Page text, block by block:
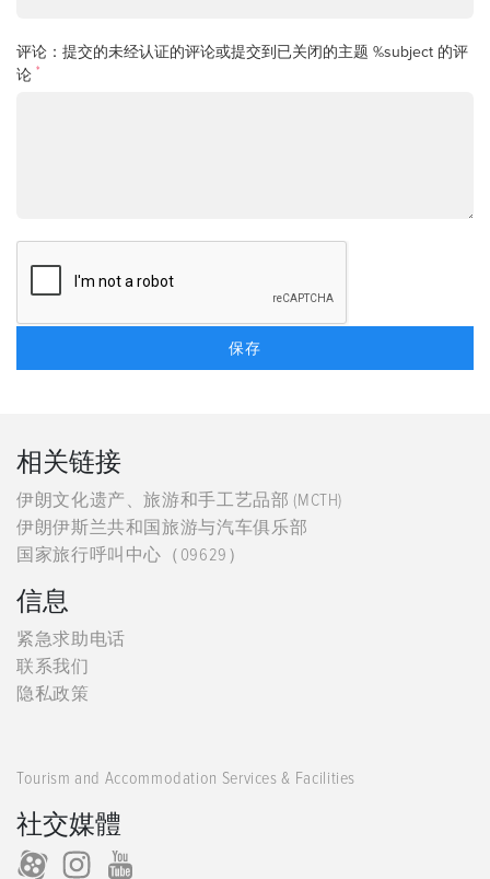
评论：提交的未经认证的评论或提交到已关闭的主题 %subject 的评
论 *
相关链接
伊朗文化遗产、旅游和手工艺品部 (MCTH)
伊朗伊斯兰共和国旅游与汽车俱乐部
国家旅行呼叫中心（09629）
信息
紧急求助电话
联系我们
隐私政策
Tourism and Accommodation Services & Facilities
社交媒體